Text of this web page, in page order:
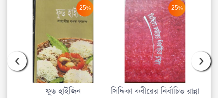
25%
ফুড হাইজিন
25%
সিদ্দিকা কবীরের নির্বাচিত রান্না
‹ ›